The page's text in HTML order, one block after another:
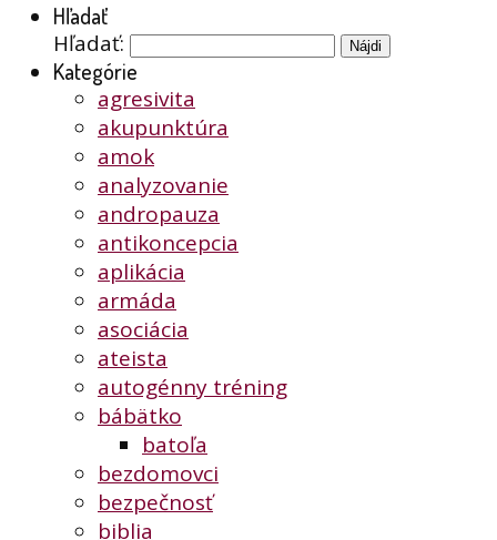
Hľadať
Hľadať:
Kategórie
agresivita
akupunktúra
amok
analyzovanie
andropauza
antikoncepcia
aplikácia
armáda
asociácia
ateista
autogénny tréning
bábätko
batoľa
bezdomovci
bezpečnosť
biblia